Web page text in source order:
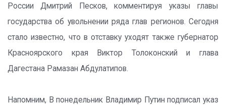
России Дмитрий Песков, комментируя указы главы
государства об увольнении ряда глав регионов. Сегодня
стало известно, что в отставку уходят также губернатор
Красноярского края Виктор Толоконский и глава
Дагестана Рамазан Абдулатипов.
Напомним, В понедельник Владимир Путин подписал указ